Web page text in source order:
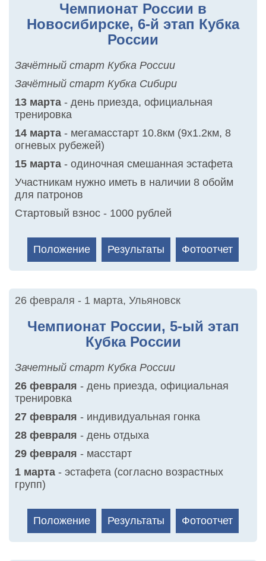
Чемпионат России в
Новосибирске, 6-й этап Кубка
России
Зачётный старт Кубка России
Зачётный старт Кубка Сибири
13 марта - день приезда, официальная
тренировка
14 марта - мегамасстарт 10.8км (9х1.2км, 8
огневых рубежей)
15 марта - одиночная смешанная эстафета
Участникам нужно иметь в наличии 8 обойм
для патронов
Стартовый взнос - 1000 рублей
Положение Результаты Фотоотчет
26 февраля - 1 марта, Ульяновск
Чемпионат России, 5-ый этап
Кубка России
Зачетный старт Кубка России
26 февраля - день приезда, официальная
тренировка
27 февраля - индивидуальная гонка
28 февраля - день отдыха
29 февраля - масстарт
1 марта - эстафета (согласно возрастных
групп)
Положение Результаты Фотоотчет